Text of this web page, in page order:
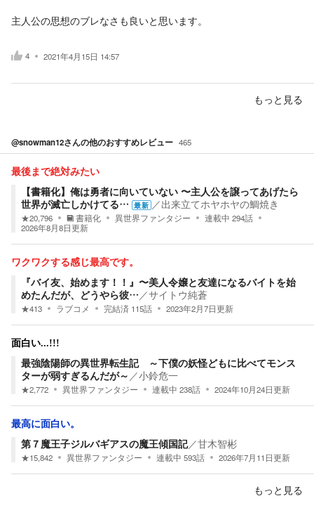
主人公の思想のブレなさも良いと思います。
4 2021年4月15日 14:57
もっと見る
@snowman12さんの他のおすすめレビュー 465
最後まで絶対みたい
【書籍化】俺は勇者に向いていない 〜主人公を譲ってあげたら
世界が滅亡しかけてる… 最新 ／出来立てホヤホヤの鯛焼き
★20,796 書籍化 異世界ファンタジー 連載中 294話
2026年8月8日更新
ワクワクする感じ最高です。
『バイ友、始めます！！』〜美人令嬢と友達になるバイトを始
めたんだが、どうやら彼… ／サイトウ純蒼
★413 ラブコメ 完結済 115話 2023年2月7日更新
面白い...!!!
最強陰陽師の異世界転生記 ～下僕の妖怪どもに比べてモンス
ターが弱すぎるんだが～ ／小鈴危一
★2,772 異世界ファンタジー 連載中 238話 2024年10月24日更新
最高に面白い。
第７魔王子ジルバギアスの魔王傾国記／甘木智彬
★15,842 異世界ファンタジー 連載中 593話 2026年7月11日更新
もっと見る